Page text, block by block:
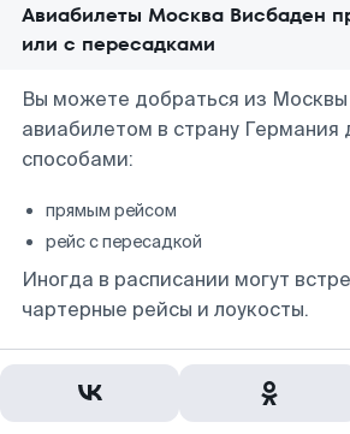
Авиабилеты Москва Висбаден
или с пересадками
Вы можете добраться из
авиабилетом в страну Германия
способами:
прямым рейсом
рейс с пересадкой
Иногда в расписании могут
чартерные рейсы и лоукосты.